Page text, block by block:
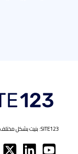
SITE123: بنيت بشكل مختلف ، وبنيت على نحو أفضل.